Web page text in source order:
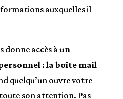
auxquelles il
donne accès àun
: la boîte mail
quelqu’un ouvre votre
son attention. Pas